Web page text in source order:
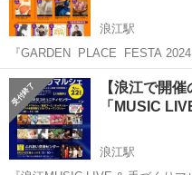
浪江駅
『GARDEN PLACE FESTA 2024
の駅ふくしま”にて『GARDEN
ス フェスタ～Explore
福島 福島市 浪江駅 展
【浪江で開
「MUSIC
浪江駅